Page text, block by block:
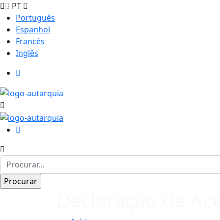
PT
Português
Espanhol
Francês
Inglês